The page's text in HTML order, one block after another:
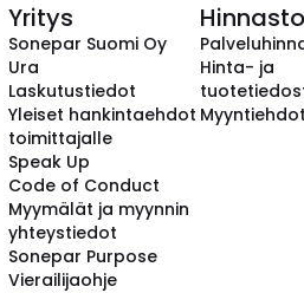
Yritys
Sonepar Suomi Oy
Ura
Laskutustiedot
Yleiset hankintaehdot
toimittajalle
Speak Up
Code of Conduct
Myymälät ja myynnin
yhteystiedot
Sonepar Purpose
Vierailijaohje
Hinta- ja
Myyntiehdot